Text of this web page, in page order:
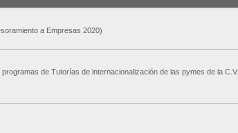
a Empresas 2020)
de Tutorías de internacionalización de las pymes de la C.V.